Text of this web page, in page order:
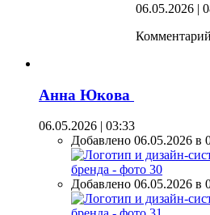
06.05.2026 |
Анна Юкова
06.05.2026 | 03:33
Добавлено 06.05.2026 в
Добавлено 06.05.2026 в